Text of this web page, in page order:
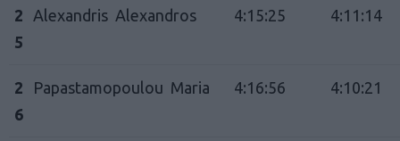
2
5
Alexandris Alexandros 4:15:25 4:11:14
2
6
Papastamopoulou Maria 4:16:56 4:10:21